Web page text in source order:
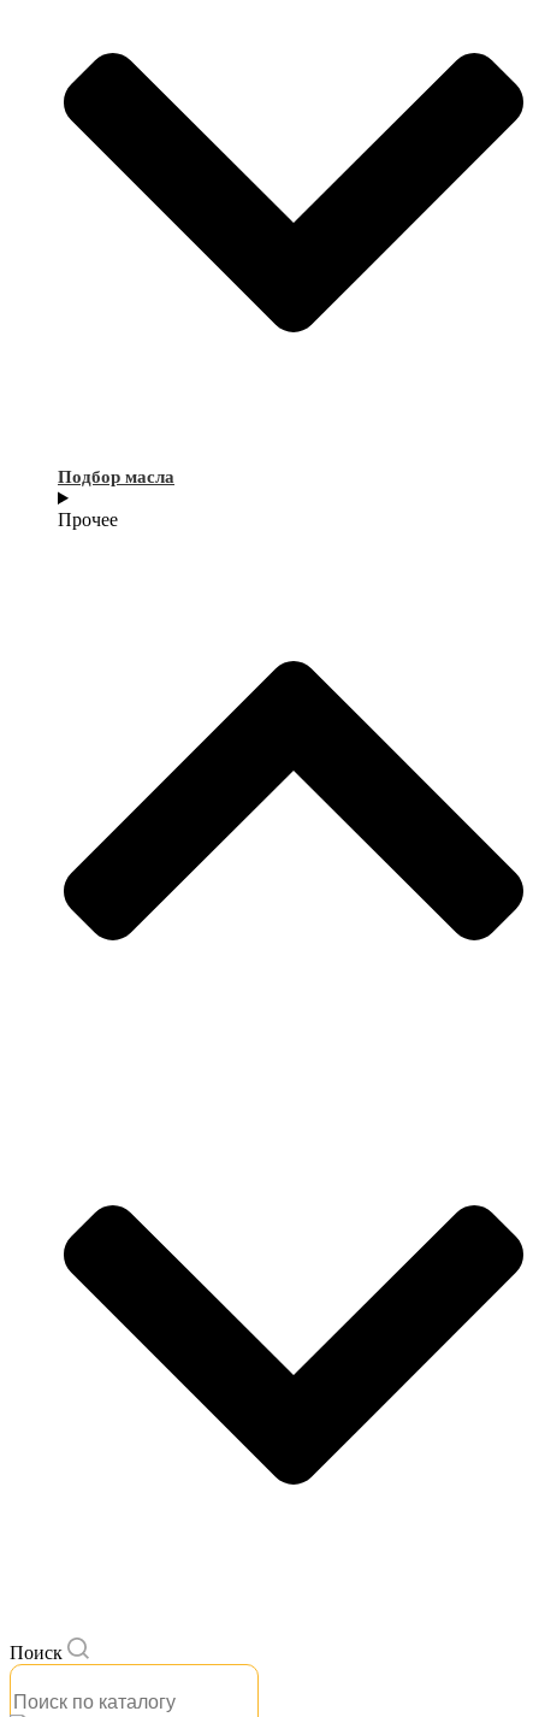
Подбор масла
Прочее
Поиск